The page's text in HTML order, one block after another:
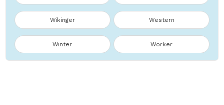
Wikinger Western
Winter Worker